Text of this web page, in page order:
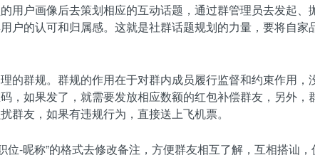
用户画像后去策划相应的互动话题，通过群管理员去发起
户的认可和归属感。这就是社群话题规划的力量，要将自
的群规。群规的作用在于对群内成员履行监督和约束作用
，如果发了，就需要发放相应数额的红包补偿群友，另外
友，如果有违规行为，直接送上飞机票。
位-昵称”的格式去修改备注，方便群友相互了解，互相搭讪